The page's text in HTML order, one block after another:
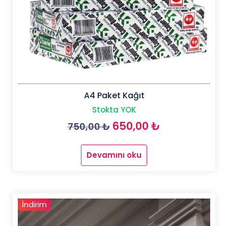
A4 Paket Kağıt
Stokta YOK
750,00₺ Orijinal
fiyat:
750,00 ₺.
650,00 ₺
Devamını oku
İndirim